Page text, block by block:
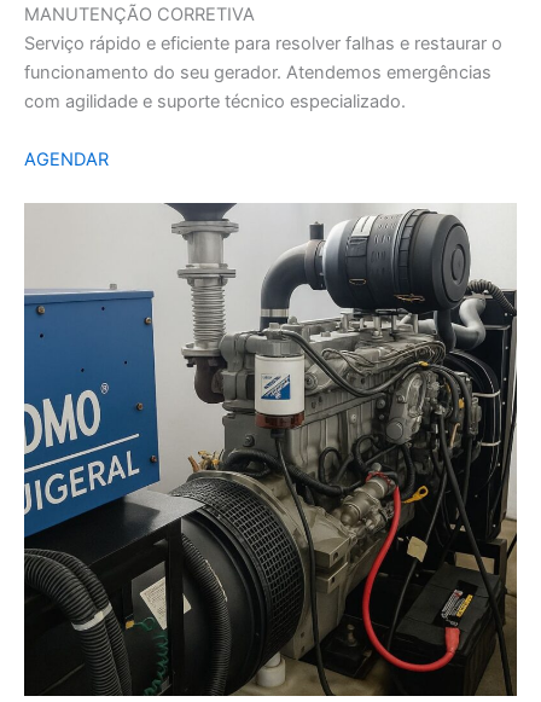
MANUTENÇÃO CORRETIVA
Serviço rápido e eficiente para resolver falhas e restaurar o
funcionamento do seu gerador. Atendemos emergências
com agilidade e suporte técnico especializado.
AGENDAR